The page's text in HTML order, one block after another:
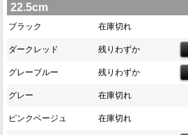
22.5cm
ブラック 在庫切れ
ダークレッド 残りわずか
グレーブルー 残りわずか
グレー 在庫切れ
ピンクベージュ 在庫切れ